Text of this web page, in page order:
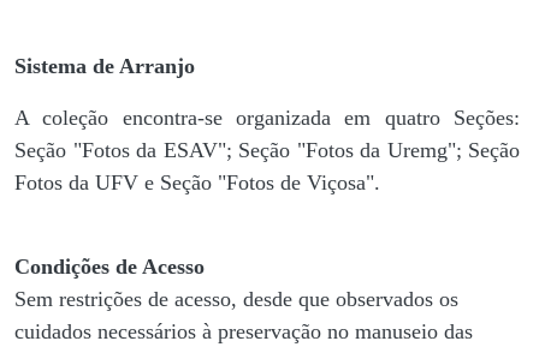
Sistema de Arranjo
A coleção encontra-se organizada em quatro Seções:
Seção "Fotos da ESAV"; Seção "Fotos da Uremg"; Seção
Fotos da UFV e Seção "Fotos de Viçosa".
Condições de Acesso
Sem restrições de acesso, desde que observados os
cuidados necessários à preservação no manuseio das